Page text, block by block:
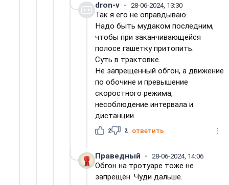
dron-v 28-06-2024, 13:30
Так я его не оправдываю.
Надо быть мудаком последним,
чтобы при заканчивающейся
полосе гашетку притопить.
Суть в трактовке.
Не запрещенный обгон, а движение
по обочине и превышение
скоростного режима,
несоблюдение интервала и
дистанции.
2 2 ответить
Праведный 28-06-2024, 14:06
Обгон на тротуаре тоже не
запрещён. Чуди дальше.